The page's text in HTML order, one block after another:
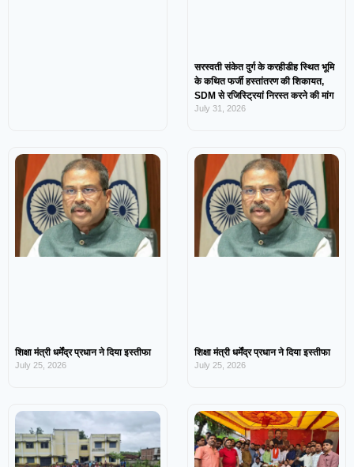
सरस्वती संकेत दुर्ग के करहीडीह स्थित भूमि
के कथित फर्जी हस्तांतरण की शिकायत,
SDM से रजिस्ट्रियां निरस्त करने की मांग
July 31, 2026
शिक्षा मंत्री धर्मेंद्र प्रधान ने दिया इस्तीफा
July 25, 2026
शिक्षा मंत्री धर्मेंद्र प्रधान ने दिया इस्तीफा
July 25, 2026